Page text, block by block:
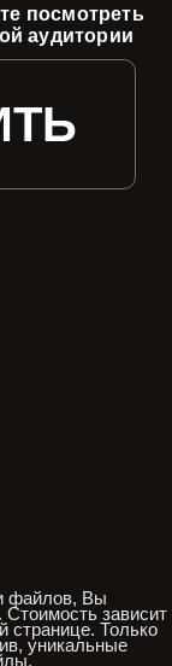
посмотреть
аудитории
файлов, Вы
Стоимость зависит
странице. Только
уникальные